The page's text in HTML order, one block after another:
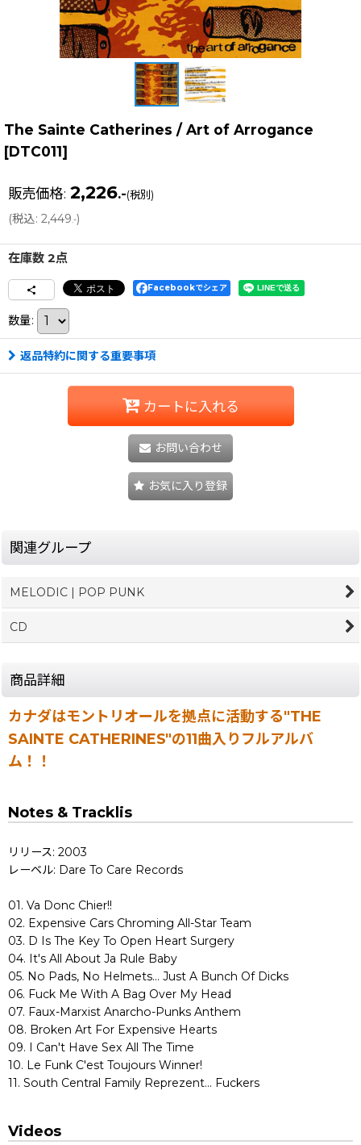
The Sainte Catherines / Art of Arrogance
[DTC011]
販売価格: 2,226.-(税別)
(税込: 2,449.-)
在庫数 2点
Facebookでシェア
数量:
返品特約に関する重要事項
カートに入れる
お問い合わせ
お気に入り登録
関連グループ
MELODIC | POP PUNK
CD
商品詳細
カナダはモントリオールを拠点に活動する"THE
SAINTE CATHERINES"の11曲入りフルアルバ
ム！！
Notes & Tracklis
リリース: 2003
レーベル: Dare To Care Records
01. Va Donc Chier!!
02. Expensive Cars Chroming All-Star Team
03. D Is The Key To Open Heart Surgery
04. It's All About Ja Rule Baby
05. No Pads, No Helmets... Just A Bunch Of Dicks
06. Fuck Me With A Bag Over My Head
07. Faux-Marxist Anarcho-Punks Anthem
08. Broken Art For Expensive Hearts
09. I Can't Have Sex All The Time
10. Le Funk C'est Toujours Winner!
11. South Central Family Reprezent... Fuckers
Videos